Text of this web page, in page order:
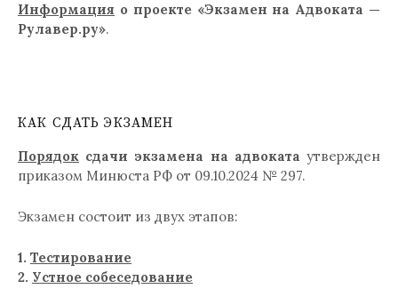
Информация о проекте «Экзамен на Адвоката —
Рулавер.ру».
КАК СДАТЬ ЭКЗАМЕН
Порядок сдачи экзамена на адвоката утвержден
приказом Минюста РФ от 09.10.2024 № 297.
Экзамен состоит из двух этапов:
1. Тестирование
2. Устное собеседование